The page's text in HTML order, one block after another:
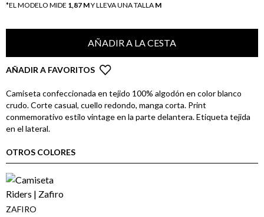
*EL MODELO MIDE 1,87 MY LLEVA UNA TALLA M
AÑADIR A LA CESTA
AÑADIR A FAVORITOS
Camiseta confeccionada en tejido 100% algodón en color blanco
crudo. Corte casual, cuello redondo, manga corta. Print
conmemorativo estilo vintage en la parte delantera. Etiqueta tejida
en el lateral.
OTROS COLORES
ZAFIRO